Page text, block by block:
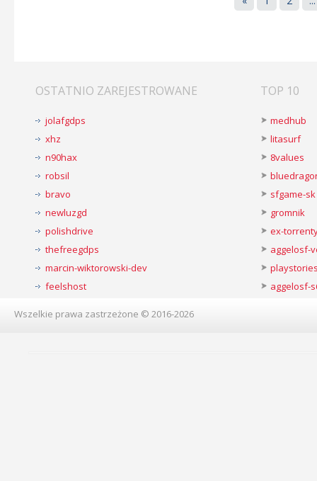
OSTATNIO ZAREJESTROWANE
jolafgdps
xhz
n90hax
robsil
bravo
newluzgd
polishdrive
thefreegdps
marcin-wiktorowski-dev
feelshost
TOP 10
medhub
litasurf
8values
sfgame-sk
gromnik
ex-
aggelosf-
aggelosf-
Wszelkie prawa zastrzeżone © 2016-2026